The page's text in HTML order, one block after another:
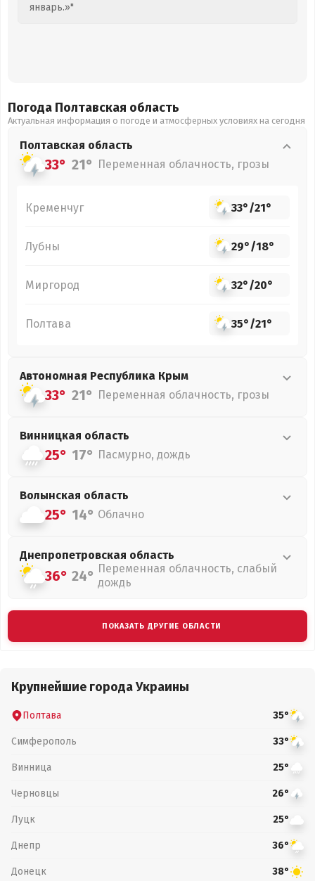
январь.»"
Погода Полтавская область
Актуальная информация о погоде и атмосферных условиях на сегодня
Полтавская область
33° 21° Переменная облачность, грозы
Кременчуг 33°/21°
Лубны 29°/18°
Миргород 32°/20°
Полтава 35°/21°
Автономная Республика Крым
33° 21° Переменная облачность, грозы
Винницкая область
25° 17° Пасмурно, дождь
Волынская область
25° 14° Облачно
Днепропетровская область
36° 24° Переменная облачность, слабый
дождь
ПОКАЗАТЬ ДРУГИЕ ОБЛАСТИ
Крупнейшие города Украины
Полтава 35°
Симферополь 33°
Винница 25°
Черновцы 26°
Луцк 25°
Днепр 36°
Донецк 38°